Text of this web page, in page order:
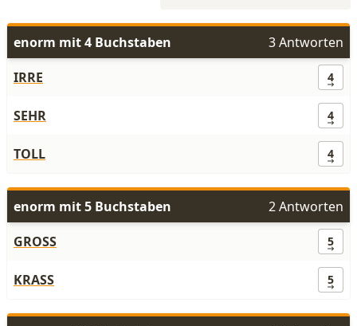
enorm mit 4 Buchstaben
3 Antworten
IRRE
4
SEHR 4
TOLL 4
enorm mit 5 Buchstaben
2 Antworten
GROSS
5
KRASS 5